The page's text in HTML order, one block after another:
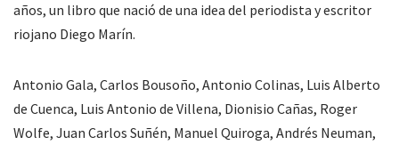
años, un libro que nació de una idea del periodista y escritor
riojano Diego Marín.
Antonio Gala, Carlos Bousoño, Antonio Colinas, Luis Alberto
de Cuenca, Luis Antonio de Villena, Dionisio Cañas, Roger
Wolfe, Juan Carlos Suñén, Manuel Quiroga, Andrés Neuman,